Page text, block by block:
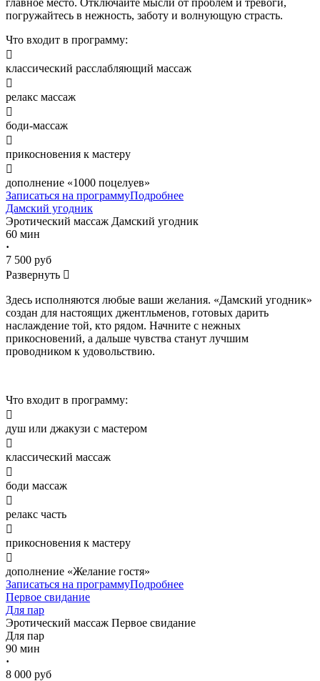
погружайтесь в нежность, заботу и волнующую страсть.
Что входит в программу:

классический расслабляющий массаж

релакс массаж

боди-массаж

прикосновения к мастеру

дополнение «1000 поцелуев»
Записаться на программуПодробнее
Дамский угодник
Эротический массаж Дамский угодник
60 мин
·
7 500 руб
Развернуть 
Здесь исполняются любые ваши желания. «Дамский угодник»
создан для настоящих джентльменов, готовых дарить
наслаждение той, кто рядом. Начните с нежных
прикосновений, а дальше чувства станут лучшим
проводником к удовольствию.
Что входит в программу:

душ или джакузи с мастером

классический массаж

боди массаж

релакс часть

прикосновения к мастеру

дополнение «Желание гостя»
Записаться на программуПодробнее
Первое свидание
Для пар
Эротический массаж Первое свидание
Для пар
90 мин
·
8 000 руб